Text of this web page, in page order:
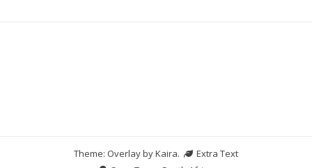
Theme: Overlay byKaira.
Extra Text